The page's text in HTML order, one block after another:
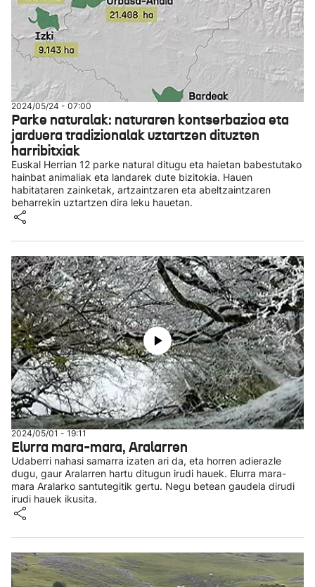
2024/05/24 - 07:00
Parke naturalak: naturaren kontserbazioa eta
jarduera tradizionalak uztartzen dituzten
harribitxiak
Euskal Herrian 12 parke natural ditugu eta haietan babestutako
hainbat animaliak eta landarek dute bizitokia. Hauen
habitataren zainketak, artzaintzaren eta abeltzaintzaren
beharrekin uztartzen dira leku hauetan.
2024/05/01 - 19:11
Elurra mara-mara, Aralarren
Udaberri nahasi samarra izaten ari da, eta horren adierazle
dugu, gaur Aralarren hartu ditugun irudi hauek. Elurra mara-
mara Aralarko santutegitik gertu. Negu betean gaudela dirudi
irudi hauek ikusita.